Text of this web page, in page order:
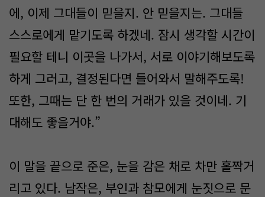
에, 이제 그대들이 믿을지. 안 믿을지는. 그대들
스스로에게 맡기도록 하겠네. 잠시 생각할 시간이
필요할 테니 이곳을 나가서, 서로 이야기해보도록
하게 그러고, 결정된다면 들어와서 말해주도록!
또한, 그때는 단 한 번의 거래가 있을 것이네. 기
대해도 좋을거야.”
이 말을 끝으로 준은, 눈을 감은 채로 차만 홀짝거
리고 있다. 남작은, 부인과 참모에게 눈짓으로 문